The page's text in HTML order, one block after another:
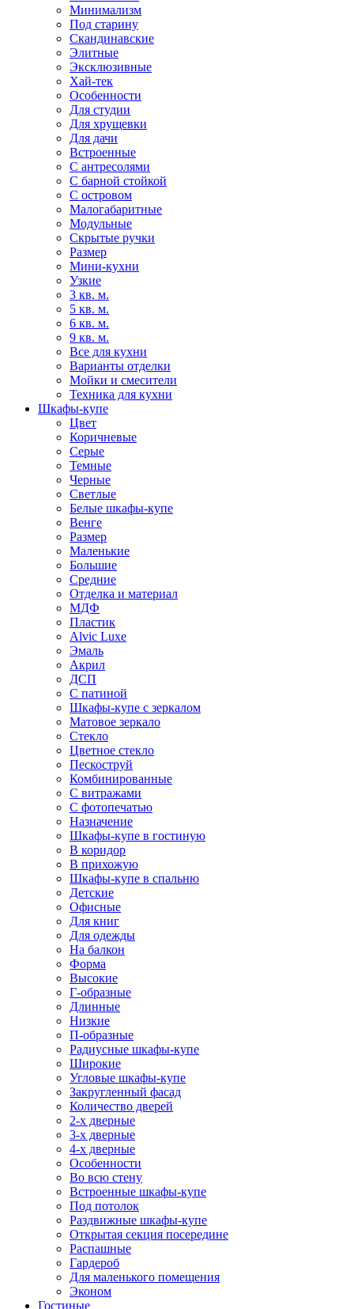
Минимализм
Под старину
Скандинавские
Элитные
Эксклюзивные
Хай-тек
Особенности
Для студии
Для хрущевки
Для дачи
Встроенные
С антресолями
С барной стойкой
С островом
Малогабаритные
Модульные
Скрытые ручки
Размер
Мини-кухни
Узкие
3 кв. м.
5 кв. м.
6 кв. м.
9 кв. м.
Все для кухни
Варианты отделки
Мойки и смесители
Техника для кухни
Шкафы-купе
Цвет
Коричневые
Серые
Темные
Черные
Светлые
Белые шкафы-купе
Венге
Размер
Маленькие
Большие
Средние
Отделка и материал
МДФ
Пластик
Alvic Luxe
Эмаль
Акрил
ДСП
С патиной
Шкафы-купе с зеркалом
Матовое зеркало
Стекло
Цветное стекло
Пескоструй
Комбинированные
С витражами
С фотопечатью
Назначение
Шкафы-купе в гостиную
В коридор
В прихожую
Шкафы-купе в спальню
Детские
Офисные
Для книг
Для одежды
На балкон
Форма
Высокие
Г-образные
Длинные
Низкие
П-образные
Радиусные шкафы-купе
Широкие
Угловые шкафы-купе
Закругленный фасад
Количество дверей
2-х дверные
3-х дверные
4-х дверные
Особенности
Во всю стену
Встроенные шкафы-купе
Под потолок
Раздвижные шкафы-купе
Открытая секция посередине
Распашные
Гардероб
Для маленького помещения
Эконом
Гостиные